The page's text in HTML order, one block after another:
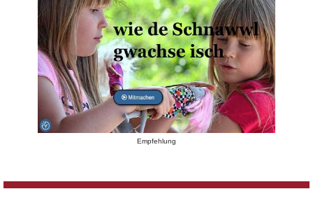
Empfehlung